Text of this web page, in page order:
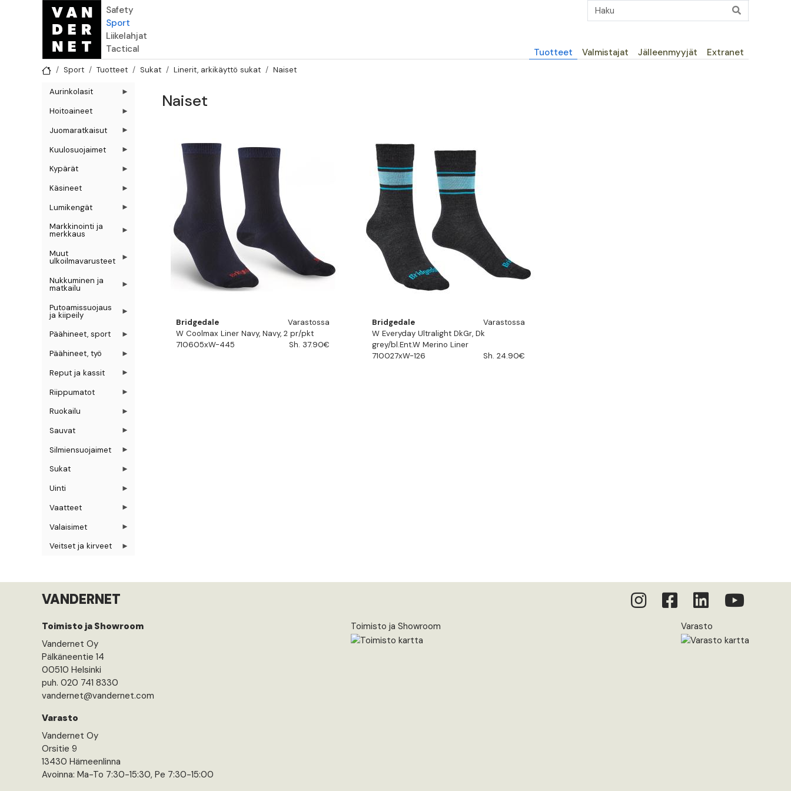
Hyppää pääsisältöön
Safety
Sport
Liikelahjat
Tactical
Päävalikko
Tuotteet Valmistajat Jälleenmyyjät Extranet
Sport Tuotteet Sukat Linerit, arkikäyttö sukat Naiset
Naiset
Bridgedale
Varastossa
W Coolmax Liner Navy, Navy, 2 pr/pkt
710605xW-445
Sh. 37.90€
Bridgedale
Varastossa
W Everyday Ultralight DkGr, Dk
grey/bl.Ent.W Merino Liner
710027xW-126
Sh. 24.90€
Aurinkolasit
Hoitoaineet
Juomaratkaisut
Kuulosuojaimet
Kypärät
Käsineet
Lumikengät
Markkinointi ja
merkkaus
Muut
ulkoilmavarusteet
Nukkuminen ja
matkailu
Putoamissuojaus
ja kiipeily
Päähineet, sport
Päähineet, työ
Reput ja kassit
Riippumatot
Ruokailu
Sauvat
Silmiensuojaimet
Sukat
Uinti
Vaatteet
Valaisimet
Veitset ja kirveet
VANDERNET
Toimisto ja Showroom
Vandernet Oy
Pälkäneentie 14
00510 Helsinki
puh. 020 741 8330
vandernet@vandernet.com
Varasto
Vandernet Oy
Orsitie 9
13430 Hämeenlinna
Avoinna: Ma-To 7:30-15:30, Pe 7:30-15:00
Toimisto ja Showroom Varasto